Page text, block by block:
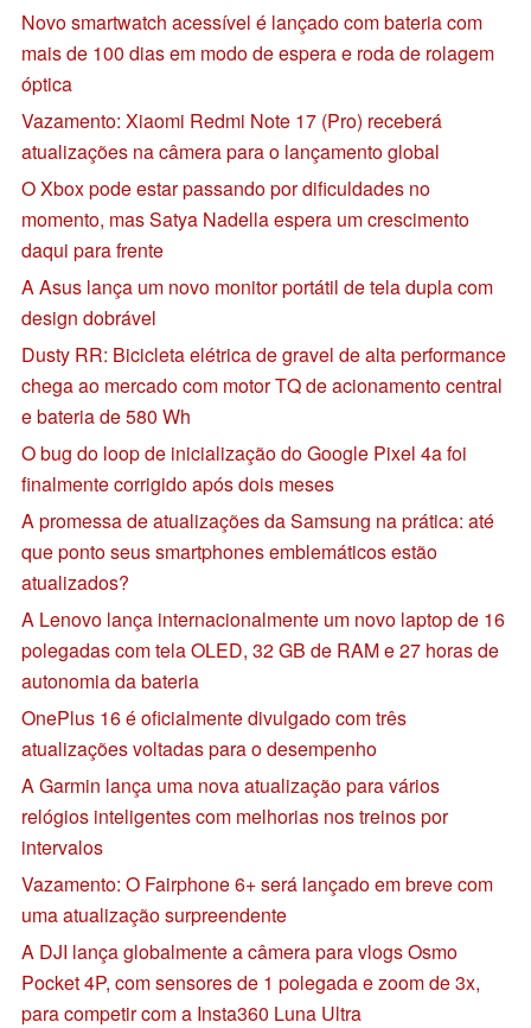
Novo smartwatch acessível é lançado com bateria com
mais de 100 dias em modo de espera e roda de rolagem
óptica
Vazamento: Xiaomi Redmi Note 17 (Pro) receberá
atualizações na câmera para o lançamento global
O Xbox pode estar passando por dificuldades no
momento, mas Satya Nadella espera um crescimento
daqui para frente
A Asus lança um novo monitor portátil de tela dupla com
design dobrável
Dusty RR: Bicicleta elétrica de gravel de alta performance
chega ao mercado com motor TQ de acionamento central
e bateria de 580 Wh
O bug do loop de inicialização do Google Pixel 4a foi
finalmente corrigido após dois meses
A promessa de atualizações da Samsung na prática: até
que ponto seus smartphones emblemáticos estão
atualizados?
A Lenovo lança internacionalmente um novo laptop de 16
polegadas com tela OLED, 32 GB de RAM e 27 horas de
autonomia da bateria
OnePlus 16 é oficialmente divulgado com três
atualizações voltadas para o desempenho
A Garmin lança uma nova atualização para vários
relógios inteligentes com melhorias nos treinos por
intervalos
Vazamento: O Fairphone 6+ será lançado em breve com
uma atualização surpreendente
A DJI lança globalmente a câmera para vlogs Osmo
Pocket 4P, com sensores de 1 polegada e zoom de 3x,
para competir com a Insta360 Luna Ultra